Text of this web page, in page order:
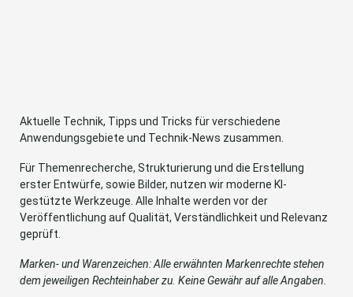
Aktuelle Technik, Tipps und Tricks für verschiedene
Anwendungsgebiete und Technik-News zusammen.
Für Themenrecherche, Strukturierung und die Erstellung
erster Entwürfe, sowie Bilder, nutzen wir moderne KI-
gestützte Werkzeuge. Alle Inhalte werden vor der
Veröffentlichung auf Qualität, Verständlichkeit und Relevanz
geprüft.
Marken- und Warenzeichen: Alle erwähnten Markenrechte stehen
dem jeweiligen Rechteinhaber zu. Keine Gewähr auf alle Angaben.